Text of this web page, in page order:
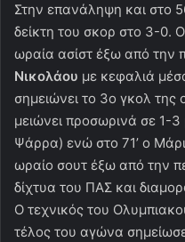
Στην επανάληψη και στο
δείκτη του σκορ στο 3-0. Ο
ωραία ασίστ έξω από την
Νικολάου με κεφαλιά
σημειώνει το 3ο γκολ
μειώνει προσωρινά σε 1-3
Ψάρρα) ενώ στο 71’ ο
ωραίο σουτ έξω από την
δίχτυα του ΠΑΣ και
Ο τεχνικός του
τέλος του αγώνα